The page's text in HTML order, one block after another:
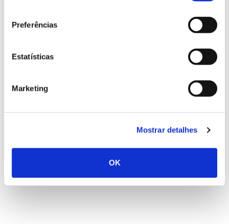
Preferências
Estatísticas
Marketing
Mostrar detalhes
OK
Registar galhas de Trichi em acácia-das-espigas:
Natureza e florestas procuram jovens voluntários